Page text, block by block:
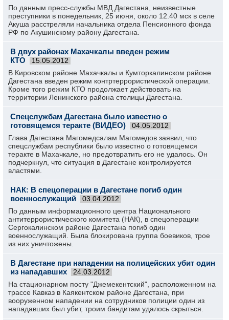
По данным пресс-службы МВД Дагестана, неизвестные
преступники в понедельник, 25 июня, около 12.40 мск в селе
Акуша расстреляли начальника отдела Пенсионного фонда
РФ по Акушинскому району Дагестана.
В двух районах Махачкалы введен режим
КТО
15.05.2012
В Кировском районе Махачкалы и Кумторкалинском районе
Дагестана введен режим контртеррористической операции.
Кроме того режим КТО продолжает действовать на
территории Ленинского района столицы Дагестана.
Спецслужбам Дагестана было известно о
готовящемся теракте (ВИДЕО)
04.05.2012
Глава Дагестана Магомедсалам Магомедов заявил, что
спецслужбам республики было известно о готовящемся
теракте в Махачкале, но предотвратить его не удалось. Он
подчеркнул, что ситуация в Дагестане контролируется
властями.
НАК: В спецоперации в Дагестане погиб один
военнослужащий
03.04.2012
По данным информационного центра Национального
антитеррористического комитета (НАК), в спецоперации
Сергокалинском районе Дагестана погиб один
военнослужащий. Была блокирована группа боевиков, трое
из них уничтожены.
В Дагестане при нападении на полицейских убит один
из нападавших
24.03.2012
На стационарном посту "Джемекентский", расположенном на
трассе Кавказ в Каякентском районе Дагестана, при
вооруженном нападении на сотрудников полиции один из
нападавших был убит, троим бандитам удалось скрыться.